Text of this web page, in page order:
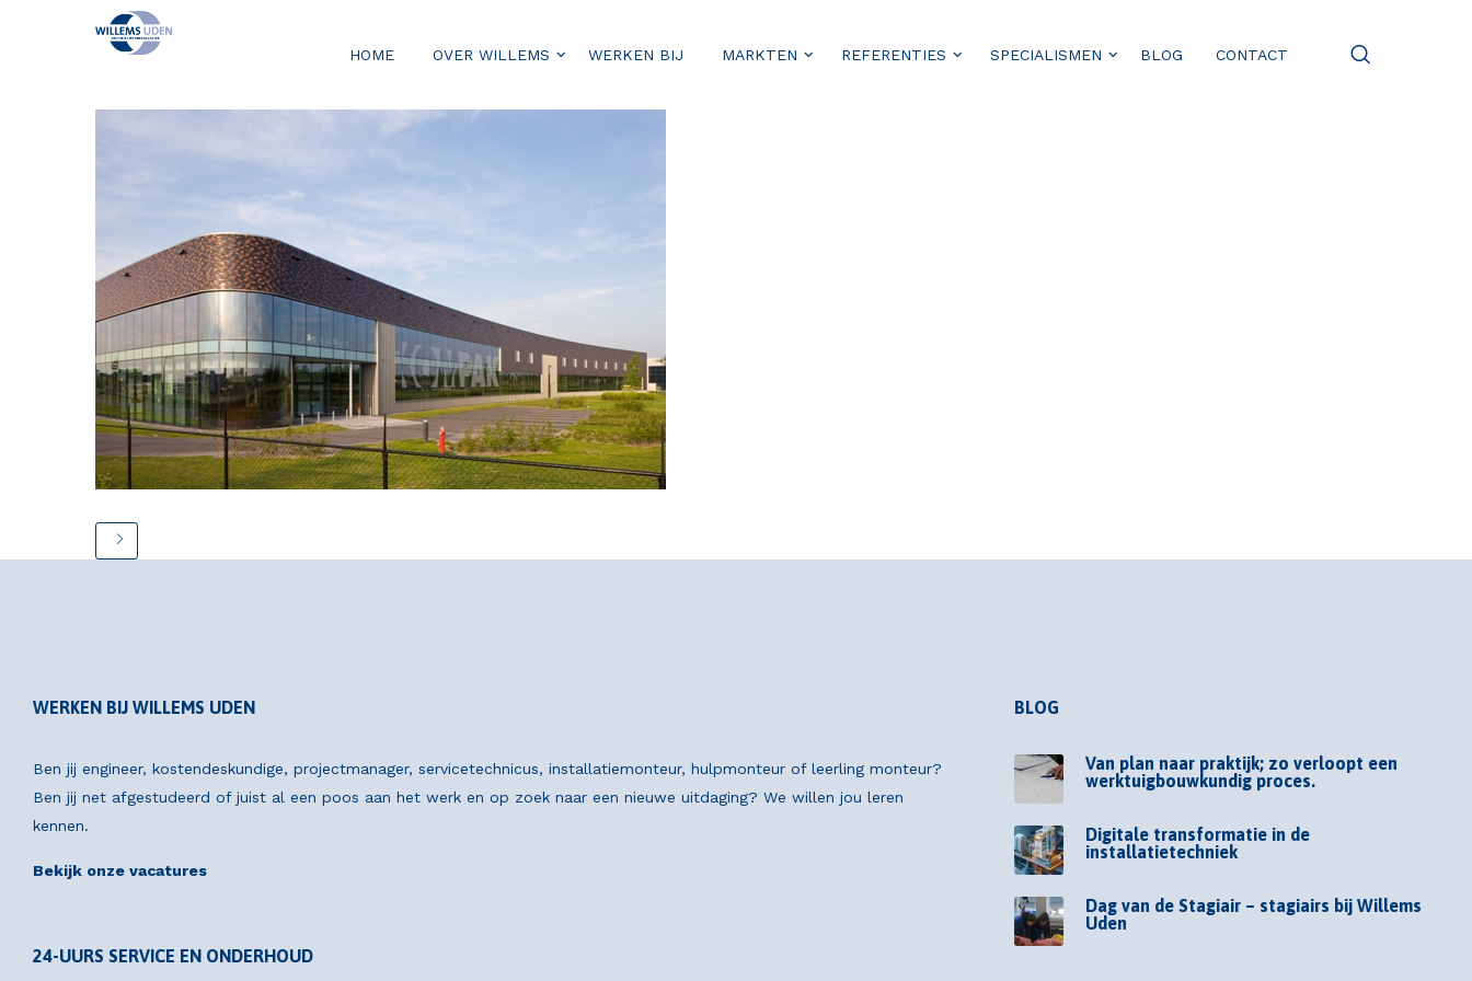
HOME OVER WILLEMS WERKEN BIJ MARKTEN REFERENTIES SPECIALISMEN BLOG CONTACT
WERKEN BIJ WILLEMS UDEN
Ben jij engineer, kostendeskundige, projectmanager, servicetechnicus, installatiemonteur, hulpmonteur of leerling monteur?
Ben jij net afgestudeerd of juist al een poos aan het werk en op zoek naar een nieuwe uitdaging? We willen jou leren
kennen.
Bekijk onze vacatures
24-UURS SERVICE EN ONDERHOUD
BLOG
Van plan naar praktijk; zo verloopt een
werktuigbouwkundig proces.
Digitale transformatie in de
installatietechniek
Dag van de Stagiair – stagiairs bij Willems
Uden